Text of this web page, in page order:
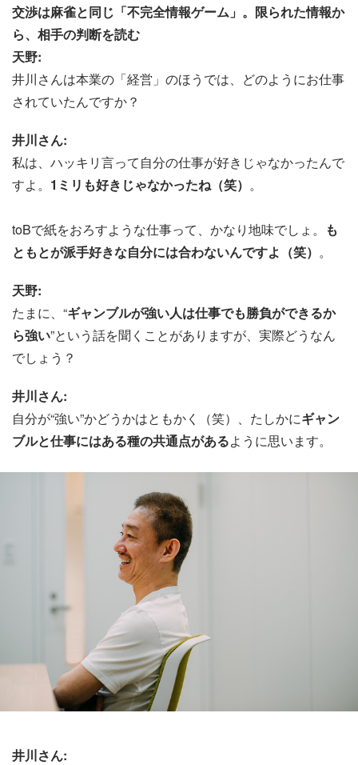
交渉は麻雀と同じ「不完全情報ゲーム」。限られた情報か
ら、相手の判断を読む
天野:
井川さんは本業の「経営」のほうでは、どのようにお仕事
されていたんですか？
井川さん:
私は、ハッキリ言って自分の仕事が好きじゃなかったんで
すよ。 1ミリも好きじゃなかったね（笑） 。
toBで紙をおろすような仕事って、かなり地味でしょ。
も
ともとが派手好きな自分には合わないんですよ（笑） 。
天野:
たまに、“ギャンブルが強い人は仕事でも勝負ができるか
ら強い”という話を聞くことがありますが、実際どうなん
でしょう？
井川さん:
自分が“強い”かどうかはともかく（笑）、たしかにギャン
ブルと仕事にはある種の共通点があるように思います。
井川さん: